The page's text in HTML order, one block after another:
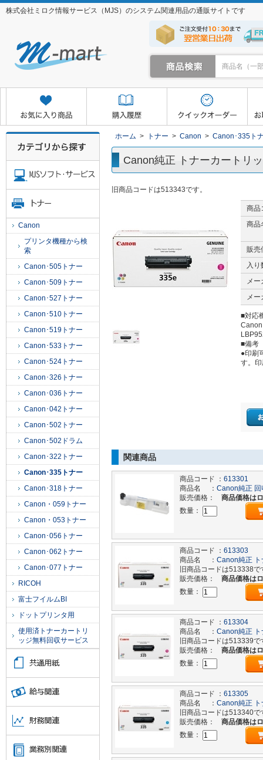
株式会社ミロク情報サービス（MJS）のシステム関連用品の通販サイトです
お取り寄せサービス マイページ
ホーム > トナー > Canon > Canon･335ト
Canon純正 トナーカートリ
旧商品コードは513343です。
商品
商品
販売
入り
メー
メー
■対応
■備考
●印刷
す。
関連商品
商品コード ： 613301
商品名 ： Canon純正 回
販売価格：
商品価格は
数量：
商品コード ： 613303
商品名 ： Canon純正
旧商品コードは513338で
販売価格：
商品価格は
数量：
商品コード ： 613304
商品名 ： Canon純正 ト
旧商品コードは513339で
販売価格：
商品価格は
数量：
商品コード ： 613305
商品名 ： Canon純正
旧商品コードは513340で
販売価格：
商品価格は
数量：
Canon
プリンタ機種から検
索
Canon･505トナー
Canon･509トナー
Canon･527トナー
Canon･510トナー
Canon･519トナー
Canon･533トナー
Canon･524トナー
Canon･326トナー
Canon･036トナー
Canon･042トナー
Canon･502トナー
Canon･502ドラム
Canon･322トナー
Canon･335トナー
Canon･318トナー
Canon・059トナー
Canon・053トナー
Canon･056トナー
Canon･062トナー
Canon･077トナー
RICOH
富士フイルムBI
ドットプリンタ用
使用済トナーカートリ
ッジ無料回収サービス